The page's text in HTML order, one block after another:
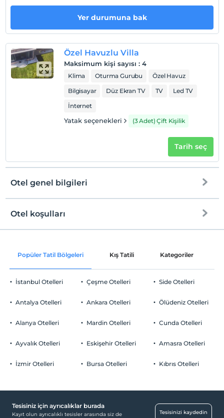
En geç saat 12:00 ve öncesi
Evcil Hayvan
Evcil hayvan kabul edilmemektedir.
Sigara
Odalarda sigara içilmez
2 yaşına kadar olan bebekler ücretsizdir.
Yer durumuna bak
Özel Havuzlu Villa
Maksimum kişi sayısı : 4
Klima Oturma Gurubu
Özel Havuz
Bilgisayar
Düz Ekran TV TV
Led TV
İnternet
Yatak seçenekleri (3 Adet) Çift Kişilik
Tarih seç
Otel genel bilgileri
Ortak alanlar ve tüm odalar
Otopark
Ücretsiz Özel Otopark
Ortak Alanlar
Otel koşulları
Check/in
Check/out
En geç saat 12:00 ve öncesi
Evcil Hayvan
2 yaşına kadar olan bebekler ücretsizdir.
Popüler Tatil Bölgeleri Kış Tatili Kategoriler
İstanbul Otelleri
Antalya Otelleri
Alanya Otelleri
Ayvalık Otelleri
İzmir Otelleri
Çeşme Otelleri
Ankara Otelleri
Mardin Otelleri
Eskişehir Otelleri
Bursa Otelleri
Side Otelleri
Ölüdeniz Otelleri
Cunda Otelleri
Amasra Otelleri
Kıbrıs Otelleri
Tesisiniz için ayrıcalıklar burada
Kayıt olun ayrıcalıklı tesisler arasında siz de
Tesisinizi kaydedin